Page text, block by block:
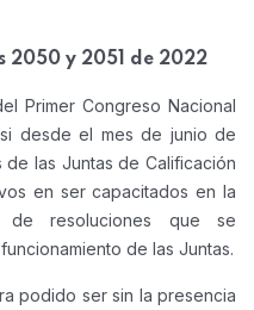
2050 y 2051 de 2022
Primer Congreso Nacional
desde el mes de junio de
las Juntas de Calificación
en ser capacitados en la
de resoluciones que se
de las Juntas.
podido ser sin la presencia